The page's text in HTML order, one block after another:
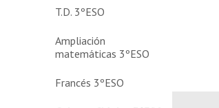
T.D. 3ºESO
Ampliación
matemáticas 3ºESO
Francés 3ºESO